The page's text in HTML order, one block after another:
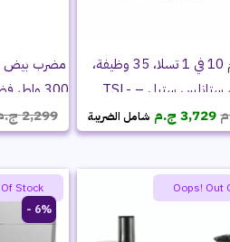
محضر طعام 10 في 1 تسلا، 35 وظيفة،
800 وات، ستانلس ستيل – TSL-
FP100-B
السعر
الأصلي
4,999 ج.م.
3,729 ج.مالسعر
الحالي
3,729 ج.م.
شامل الضريبة
300 واط، فضي وأسود – TSL-SM700
2,299
Oops! Out
6% -
Stock